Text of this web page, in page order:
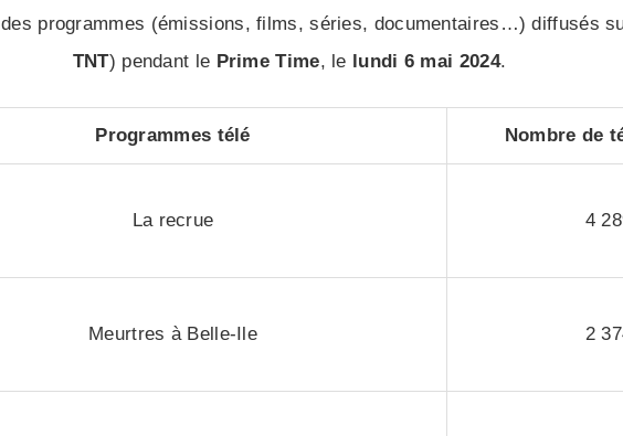
des programmes (émissions, films, séries, documentaires…) diffusés
TNT) pendant le Prime Time, le lundi 6 mai 2024.
Programmes télé Nombre de
La recrue 4
Meurtres à Belle-Ile 2